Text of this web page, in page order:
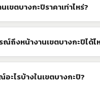
นเขตบางกะปิราคาเท่าไหร่?
ถึงหน้างานเขตบางกะปิได้ไ
ะไรบ้างในเขตบางกะปิ?